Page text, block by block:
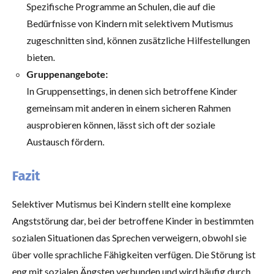
Spezifische Programme an Schulen, die auf die
Bedürfnisse von Kindern mit selektivem Mutismus
zugeschnitten sind, können zusätzliche Hilfestellungen
bieten.
Gruppenangebote:
In Gruppensettings, in denen sich betroffene Kinder
gemeinsam mit anderen in einem sicheren Rahmen
ausprobieren können, lässt sich oft der soziale
Austausch fördern.
Fazit
Selektiver Mutismus bei Kindern stellt eine komplexe
Angststörung dar, bei der betroffene Kinder in bestimmten
sozialen Situationen das Sprechen verweigern, obwohl sie
über volle sprachliche Fähigkeiten verfügen. Die Störung ist
eng mit sozialen Ängsten verbunden und wird häufig durch